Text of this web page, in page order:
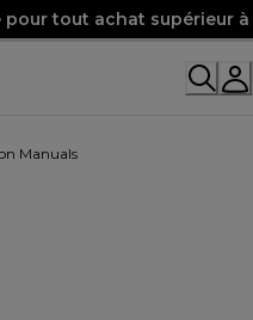
tout achat supérieur
Manuals